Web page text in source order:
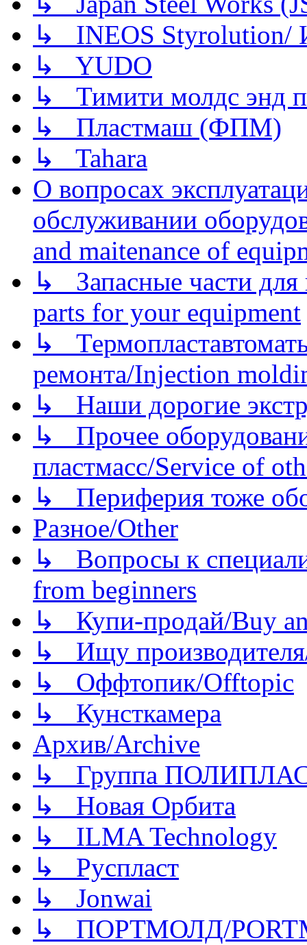
↳ INEOS
↳ YUDO
↳ Тимити молдс энд
↳ Пластмаш (ФПМ)
↳ Tahara
О вопросах
обслуживании
and maitenance of
↳ Запасные части для
parts for your equipment
↳
ремонта/Injection
↳ Наши дорогие
↳ Прочее
пластмасс/Service of
↳ Периферия тоже
Разное/Other
↳ Вопросы к
from beginners
↳ Купи-продай/Buy
↳ Ищу
↳ Оффтопик/Offtopic
↳ Кунсткамера
Архив/Archive
↳ Группа
↳ Новая Орбита
↳ ILMA Technology
↳ Руспласт
↳ Jonwai
↳ ПОРТМОЛД/